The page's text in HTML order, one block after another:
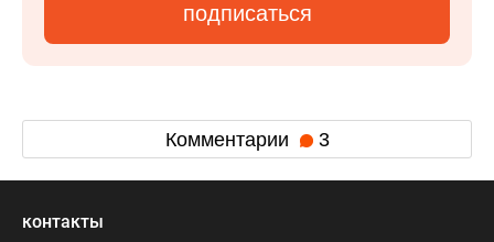
подписаться
Комментарии 3
контакты